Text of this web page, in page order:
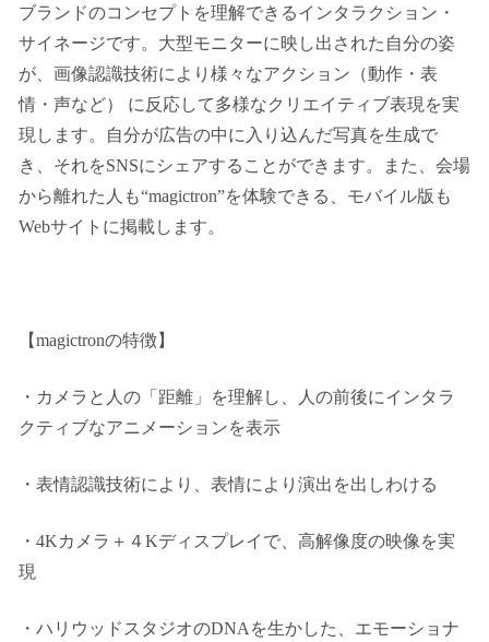
ブランドのコンセプトを理解できるインタラクション・
サイネージです。大型モニターに映し出された自分の姿
が、画像認識技術により様々なアクション（動作・表
情・声など） に反応して多様なクリエイティブ表現を実
現します。自分が広告の中に入り込んだ写真を生成で
き、それをSNSにシェアすることができます。また、会場
から離れた人も“magictron”を体験できる、モバイル版も
Webサイトに掲載します。
【magictronの特徴】
・カメラと人の「距離」を理解し、人の前後にインタラ
クティブなアニメーションを表示
・表情認識技術により、表情により演出を出しわける
・4Kカメラ＋４Kディスプレイで、高解像度の映像を実
現
・ハリウッドスタジオのDNAを生かした、エモーショナ